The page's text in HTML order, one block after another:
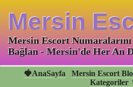
Mersin
Mersin Escort
Bağlan - Mersin'de Her An
🍓AnaSayfa Mersin Escort
Kategoriler